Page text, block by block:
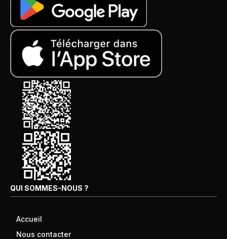
QUI SOMMES-NOUS ?
Accueil
Nous contacter